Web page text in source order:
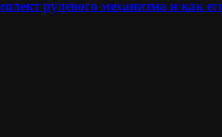
рулевого механизма и как